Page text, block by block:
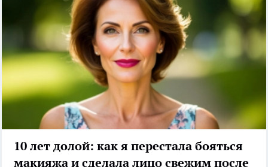
10 лет долой: как я перестала бояться
макияжа и сделала лицо свежим после